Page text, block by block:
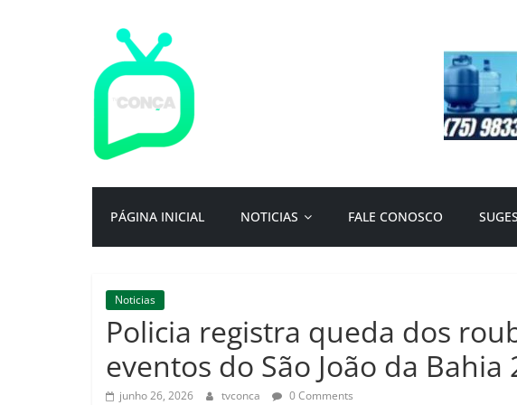
TV
Conça
portal
de
da
cidade
ternura
Por:
Isac
PÁGINA INICIAL NOTICIAS FALE CONOSCO
Noticias
Policia registra queda dos
eventos do São João da Bahia
junho 26, 2026 tvconca 0 Comments